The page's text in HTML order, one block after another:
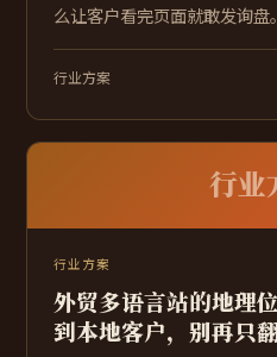
么让客户看完页面就敢发询盘。
行业方案
行业
行业方案
外贸多语言站的地理
到本地客户，别再只